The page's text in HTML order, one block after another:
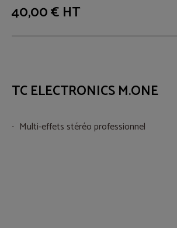
40,00 € HT
TC ELECTRONICS M.ONE
Multi-effets stéréo professionnel